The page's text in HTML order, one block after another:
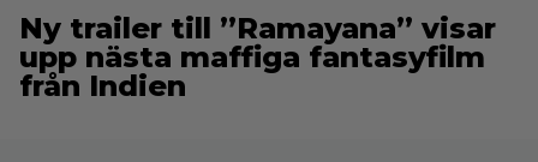
Ny trailer till ”Ramayana” visar
upp nästa maffiga fantasyfilm
från Indien